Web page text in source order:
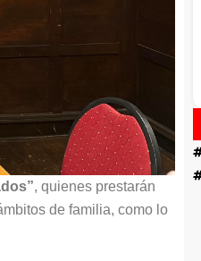
, quienes prestarán
de familia, como lo